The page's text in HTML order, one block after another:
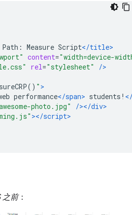
Measure Script</title>
content="width=device-
rel="stylesheet"
/>
() " >
performance</span> students!
photo.jpg"
/></div>
></script>
之前：